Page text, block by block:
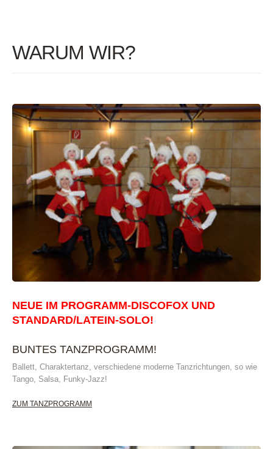
WARUM WIR?
NEUE IM PROGRAMM-DISCOFOX UND
STANDARD/LATEIN-SOLO!
BUNTES TANZPROGRAMM!
Ballett, Charaktertanz, verschiedene moderne Tanzrichtungen, so wie
Tango, Salsa, Funky-Jazz!
ZUM TANZPROGRAMM